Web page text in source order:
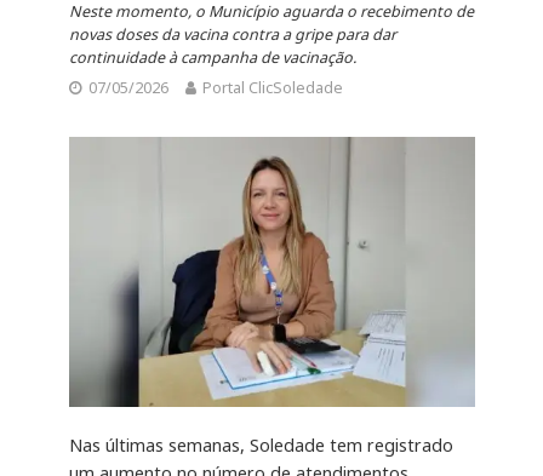
Neste momento, o Município aguarda o recebimento de
novas doses da vacina contra a gripe para dar
continuidade à campanha de vacinação.
07/05/2026
Portal ClicSoledade
Nas últimas semanas, Soledade tem registrado